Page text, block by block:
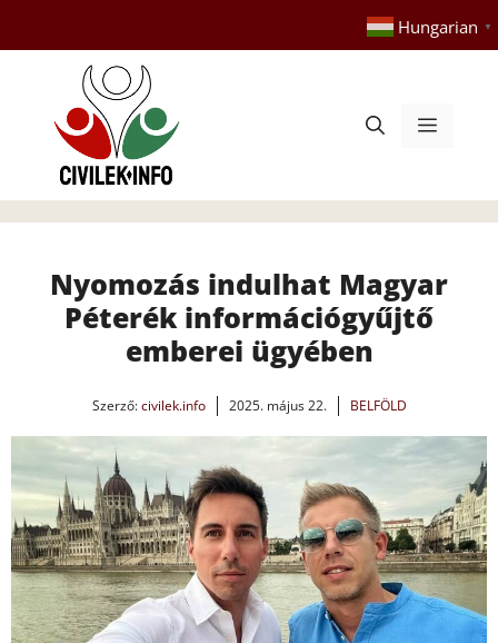
tartalomba
Hungarian ▼
Menü
Nyomozás indulhat Magyar
Péterék információgyűjtő
emberei ügyében
Szerző:civilek.info 2025. május 22. BELFÖLD